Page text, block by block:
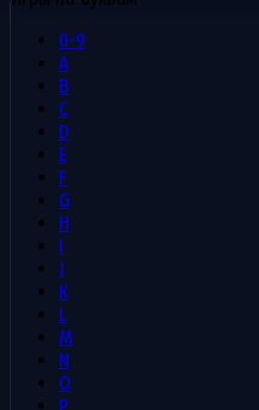
0-9
A
B
C
D
E
F
G
H
I
J
K
L
M
N
O